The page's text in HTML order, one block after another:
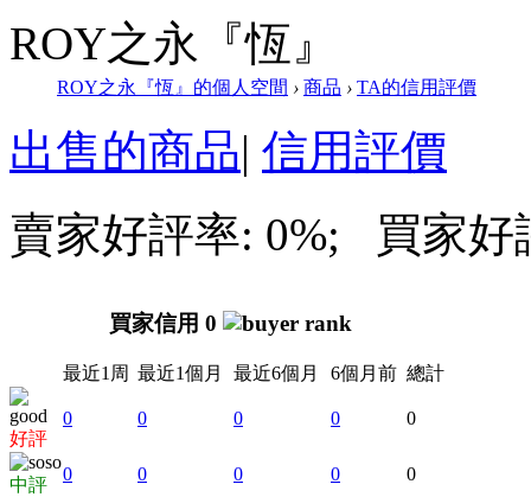
ROY之永『恆』
ROY之永『恆』的個人空間 › 商品 › TA的信用評價
出售的商品| 信用評價
賣家好評率: 0%; 買家
買家信用 0
最近1周 最近1個月 最近6個月 6個月前 總計
好評
0 0 0 0 0
中評
0 0 0 0 0